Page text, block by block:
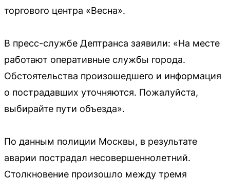
торгового центра «Весна».
В пресс-службе Дептранса заявили: «На месте
работают оперативные службы города.
Обстоятельства произошедшего и информация
о пострадавших уточняются. Пожалуйста,
выбирайте пути объезда».
По данным полиции Москвы, в результате
аварии пострадал несовершеннолетний.
Столкновение произошло между тремя